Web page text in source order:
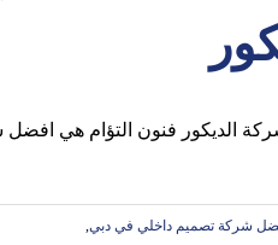
شركة تصميم داخلي في دبي,